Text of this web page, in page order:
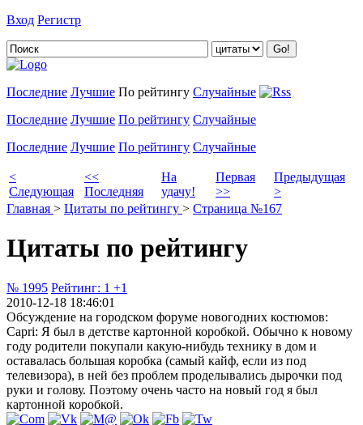
Вход Регистр
Последние Лучшие По рейтингу Случайные
Последние Лучшие По рейтингу Случайные
Последние Лучшие По рейтингу Случайные
<
Следующая
<<
Последняя
На
удачу!
Первая
>>
Предыдущая
>
Главная > Цитаты по рейтингу > Страница №167
Цитаты по рейтингу
№ 1995 Рейтинг: 1 +1
2010-12-18 18:46:01
Обсуждение на городском форуме новогодних костюмов:
Capri: Я был в детстве картонной коробкой. Обычно к новому
году родители покупали какую-нибудь теxнику в дом и
оставалaсь большая коробка (самый кайф, если из под
телевизора), в ней без проблем проделывались дырочки под
руки и голову. Поэтому очень часто на новый год я был
картонной коробкой.